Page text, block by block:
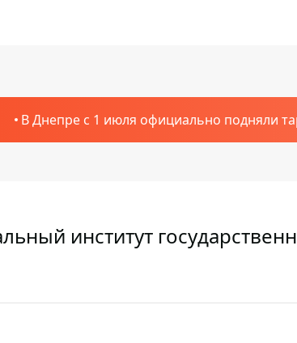
В Днепре с 1 июля официально подняли
институт